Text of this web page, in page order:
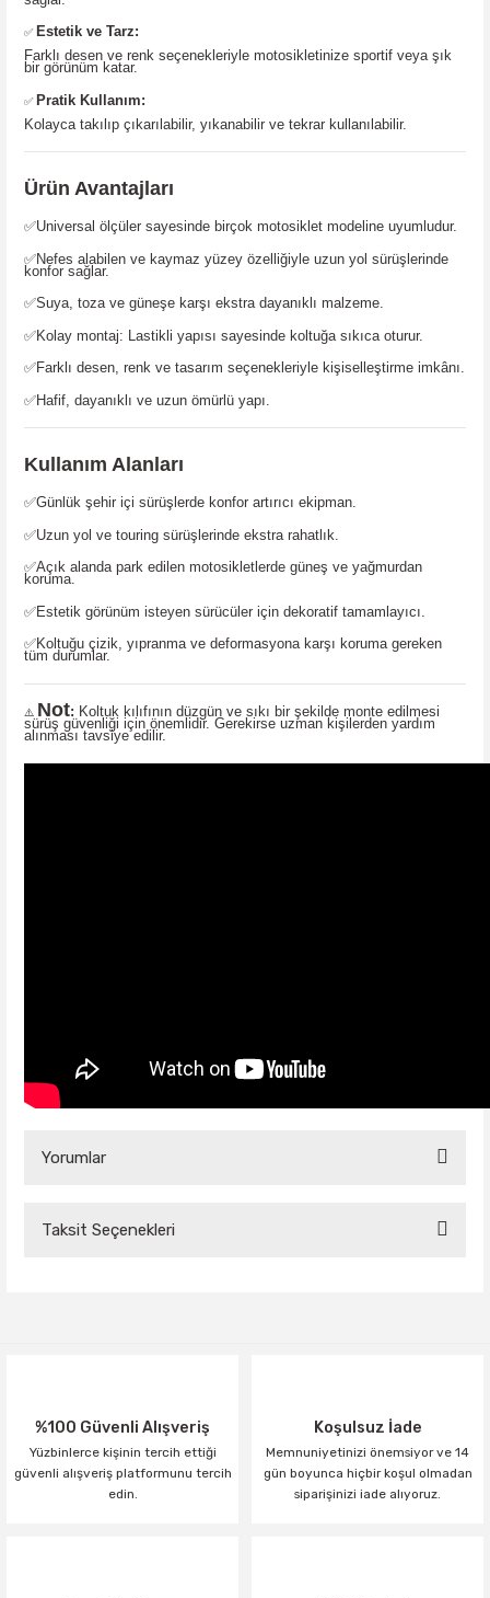
✅ Estetik ve Tarz:
Farklı desen ve renk seçenekleriyle motosikletinize sportif veya şık
bir görünüm katar.
✅ Pratik Kullanım:
Kolayca takılıp çıkarılabilir, yıkanabilir ve tekrar kullanılabilir.
Ürün Avantajları
✅Universal ölçüler sayesinde birçok motosiklet modeline uyumludur.
✅Nefes alabilen ve kaymaz yüzey özelliğiyle uzun yol sürüşlerinde
konfor sağlar.
✅Suya, toza ve güneşe karşı ekstra dayanıklı malzeme.
✅Kolay montaj: Lastikli yapısı sayesinde koltuğa sıkıca oturur.
✅Farklı desen, renk ve tasarım seçenekleriyle kişiselleştirme imkânı.
✅Hafif, dayanıklı ve uzun ömürlü yapı.
Kullanım Alanları
✅Günlük şehir içi sürüşlerde konfor artırıcı ekipman.
✅Uzun yol ve touring sürüşlerinde ekstra rahatlık.
✅Açık alanda park edilen motosikletlerde güneş ve yağmurdan
koruma.
✅Estetik görünüm isteyen sürücüler için dekoratif tamamlayıcı.
✅Koltuğu çizik, yıpranma ve deformasyona karşı koruma gereken
tüm durumlar.
⚠️ Not: Koltuk kılıfının düzgün ve sıkı bir şekilde monte edilmesi
sürüş güvenliği için önemlidir. Gerekirse uzman kişilerden yardım
alınması tavsiye edilir.
Yorumlar
Taksit Seçenekleri
%100 Güvenli Alışveriş
Yüzbinlerce kişinin tercih ettiği
güvenli alışveriş platformunu tercih
edin.
Koşulsuz İade
Memnuniyetinizi önemsiyor ve 14
gün boyunca hiçbir koşul olmadan
siparişinizi iade alıyoruz.